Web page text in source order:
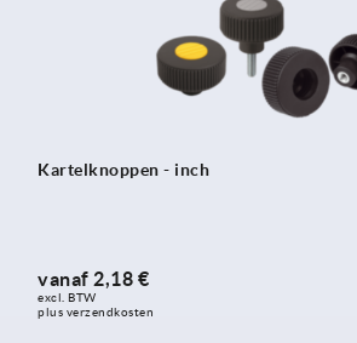
Kartelknoppen - inch
vanaf 2,18 €
excl. BTW
plus verzendkosten